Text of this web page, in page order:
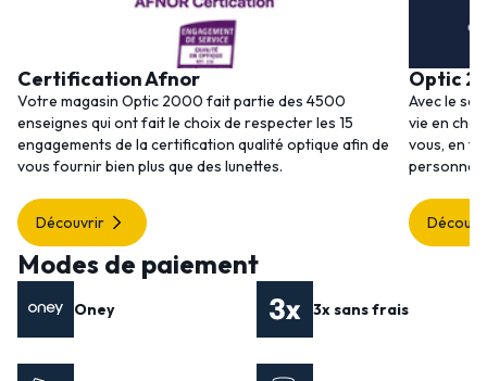
Certification Afnor
Votre magasin Optic 2000 fait partie des 4500
enseignes qui ont fait le choix de respecter les 15
engagements de la certification qualité optique afin de
vous fournir bien plus que des lunettes.
Découvrir
Optic
Avec le
vie en
vous, en
Modes de paiement
Oney 3x sans frais